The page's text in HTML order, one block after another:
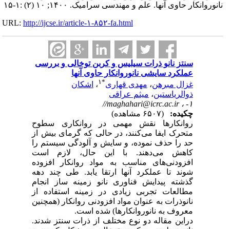
نانوروانکار حاوی آنها. علم و مهندسی سرامیک. ۱۴۰۰; ۱۰ (۲) :۱-۱۵
URL:http://ijcse.ir/article-۱-۸۵۲-fa.html
سنتز نانو ذرات سیلیس و کربن توخالی و بررسی
عملکرد سایشی نانوروانکار حاوی آنها
غزال مبرهن،مهدی قهاری* ۱،اشکان
ذوالریاستین،میثم عراقی
//maghahari@icrc.ac.ir
چکیده:
روانکارها نقش مهمی در روانکاری سطوح
متحرک ایفا می‌کنند، در حالی که گرمای بیش از
حد را حذف نموده، و سایش و آلودگی سیستم را
کاهش می‌دهند. با این حال، لازم است
افزودنی‌های مناسب به مواد روانکار افزوده
شوند تا عملکرد آنها ارتقا یابد. طی چند دهه
گذشته پیدایش فناوری نانو زمینه ساز انجام
مطالعات تجربی زیادی در زمینه استفاده از
نانوذرات به عنوان مواد افزودنی روانکار (همچنین
معروف به نانوروانکارها) شده است.
دراین مقاله دو نوع مختلف از ذرات سنتز شدند.